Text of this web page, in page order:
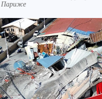
Париже